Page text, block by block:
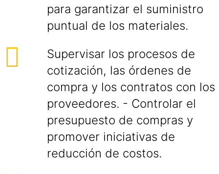
para garantizar el suministro
puntual de los materiales.
Supervisar los procesos de
cotización, las órdenes de
compra y los contratos con los
proveedores. - Controlar el
presupuesto de compras y
promover iniciativas de
reducción de costos.